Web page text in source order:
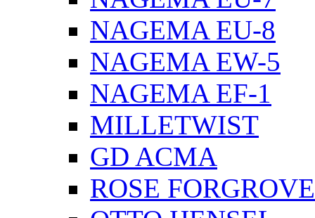
NAGEMA EU-8
NAGEMA EW-5
NAGEMA EF-1
MILLETWIST
GD ACMA
ROSE FORGROVE